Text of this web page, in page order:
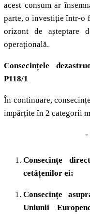
acest consum ar
parte, o investiție într-o
orizont de așteptare
operațională.
Consecințele
P118/1
În continuare,
impărțite în 2 categorii
-
Consecințe
cetățenilor ei:
Consecințe
Uniunii